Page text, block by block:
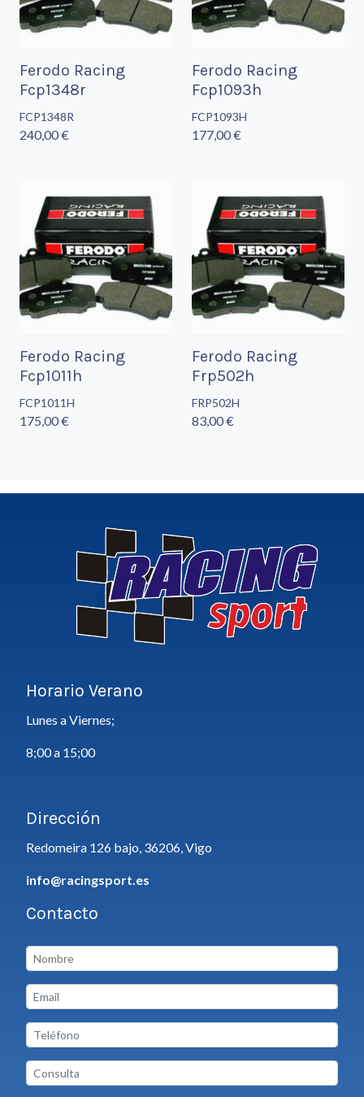
Ferodo Racing
Fcp1348r
FCP1348R
240,00 €
Ferodo Racing
Fcp1093h
FCP1093H
177,00 €
Ferodo Racing
Fcp1011h
FCP1011H
175,00 €
Ferodo Racing
Frp502h
FRP502H
83,00 €
Horario Verano
Lunes a Viernes;
8;00 a 15;00
Dirección
Redomeira 126 bajo, 36206, Vigo
info@racingsport.es
Contacto